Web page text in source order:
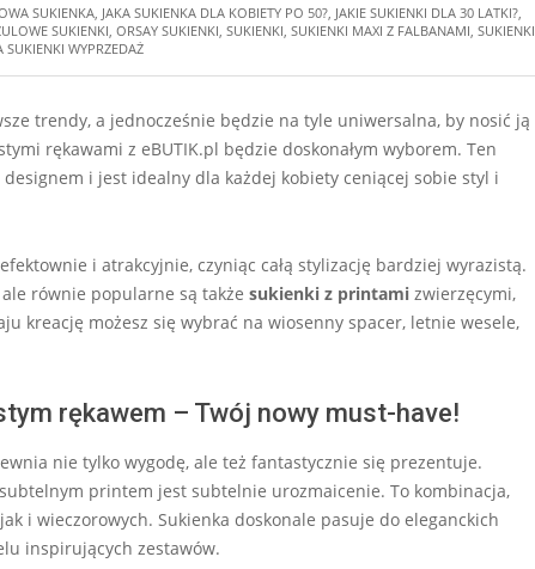
SUKIENKA JAKA SUKIENKA DLA KOBIETY PO 50? JAKIE SUKIENKI DLA 30 LATKI?
SUKIENKI ORSAY SUKIENKI SUKIENKI SUKIENKI MAXI Z FALBANAMI SUKIENKI
SUKIENKI WYPRZEDAŻ
trendy, a jednocześnie będzie na tyle uniwersalna, by nosić ją
rękawami z eBUTIK.pl będzie doskonałym wyborem. Ten
i jest idealny dla każdej kobiety ceniącej sobie styl i
i atrakcyjnie, czyniąc całą stylizację bardziej wyrazistą.
ale równie popularne są także sukienki z printami zwierzęcymi,
kreację możesz się wybrać na wiosenny spacer, letnie wesele,
rękawem – Twój nowy must-have!
nie tylko wygodę, ale też fantastycznie się prezentuje.
printem jest subtelnie urozmaicenie. To kombinacja,
i wieczorowych. Sukienka doskonale pasuje do eleganckich
inspirujących zestawów.